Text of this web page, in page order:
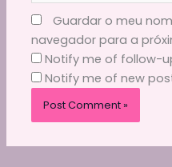
Guardar o meu
navegador para a
Notify me of follow-
Notify me of new